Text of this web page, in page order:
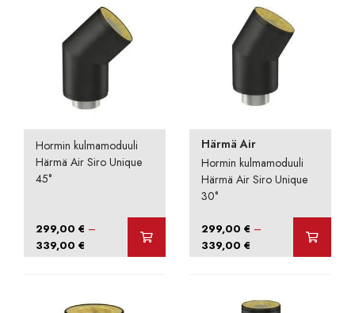
1897,00 €
Hormin kulmamoduuli
Härmä Air Siro Unique
45°
299,00€ –
339,00€
299,00 €
Härmä Air
Hormin kulmamoduuli
Härmä Air Siro Unique
30°
299,00€ –
339,00€
299,00 €